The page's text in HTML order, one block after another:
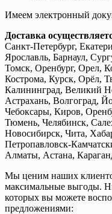
Имеем электронный
Доставка
Санкт-Петербург,
Ярославль, Барнаул,
Томск, Оренбург, Орел,
Кострома, Курск, Орёл,
Калининград, Великий
Астрахань, Волгоград,
Чебоксары, Киров,
Тюмень, Челябинск,
Новосибирск, Чита,
Петропавловск-
Алматы, Астана,
Мы ценим наших
максимальные выгоды.
которых вы можете
предложениями: